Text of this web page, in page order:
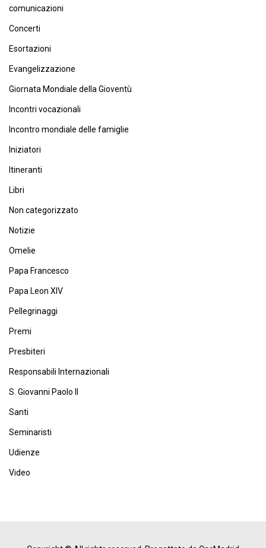
comunicazioni
Concerti
Esortazioni
Evangelizzazione
Giornata Mondiale della Gioventù
Incontri vocazionali
Incontro mondiale delle famiglie
Iniziatori
Itineranti
Libri
Non categorizzato
Notizie
Omelie
Papa Francesco
Papa Leon XIV
Pellegrinaggi
Premi
Presbiteri
Responsabili Internazionali
S. Giovanni Paolo II
Santi
Seminaristi
Udienze
Video